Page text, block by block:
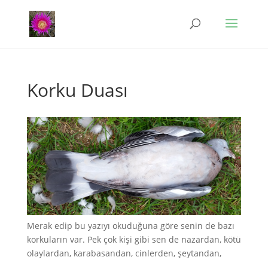
Korku Duası
Merak edip bu yazıyı okuduğuna göre senin de bazı
korkuların var. Pek çok kişi gibi sen de nazardan, kötü
olaylardan, karabasandan, cinlerden, şeytandan,